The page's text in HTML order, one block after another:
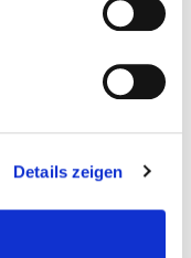
Details zeigen